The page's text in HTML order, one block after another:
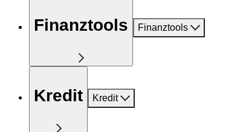
Finanztools Finanztools
Kredit Kredit